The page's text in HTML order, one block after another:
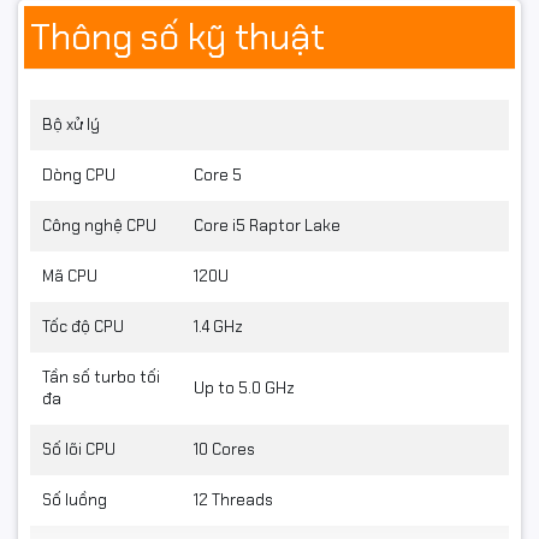
Thông số kỹ thuật
Bộ xử lý
Dòng CPU Core 5
Công nghệ CPU Core i5 Raptor Lake
Mã CPU 120U
Tốc độ CPU 1.4 GHz
Tần số turbo tối
đa
Up to 5.0 GHz
Số lõi CPU 10 Cores
Số luồng 12 Threads